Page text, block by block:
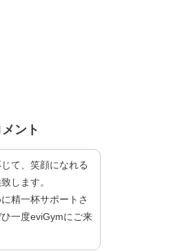
ント
て、笑顔になれる
します。
精一杯サポートさ
一度eviGymにご来